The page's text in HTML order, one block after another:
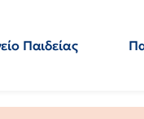
Παιδείας